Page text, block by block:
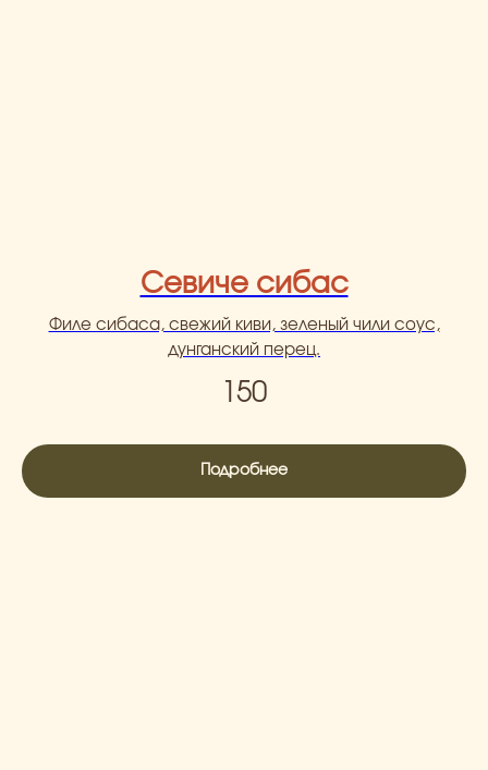
Севиче сибас
Филе сибаса, свежий киви, зеленый чили соус,
дунганский перец.
150
Подробнее